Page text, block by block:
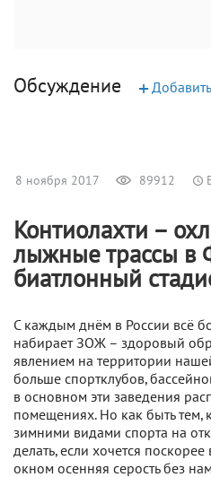
Обсуждение +
8 ноября 2017 89912
Контиолахти –
лыжные трассы в
биатлонный
С каждым днём в России всё
набирает ЗОЖ – здоровый
явлением на территории
больше спортклубов,
в основном эти заведения
помещениях. Но как быть тем,
зимними видами спорта на
делать, если хочется поскорее
окном осенняя серость без